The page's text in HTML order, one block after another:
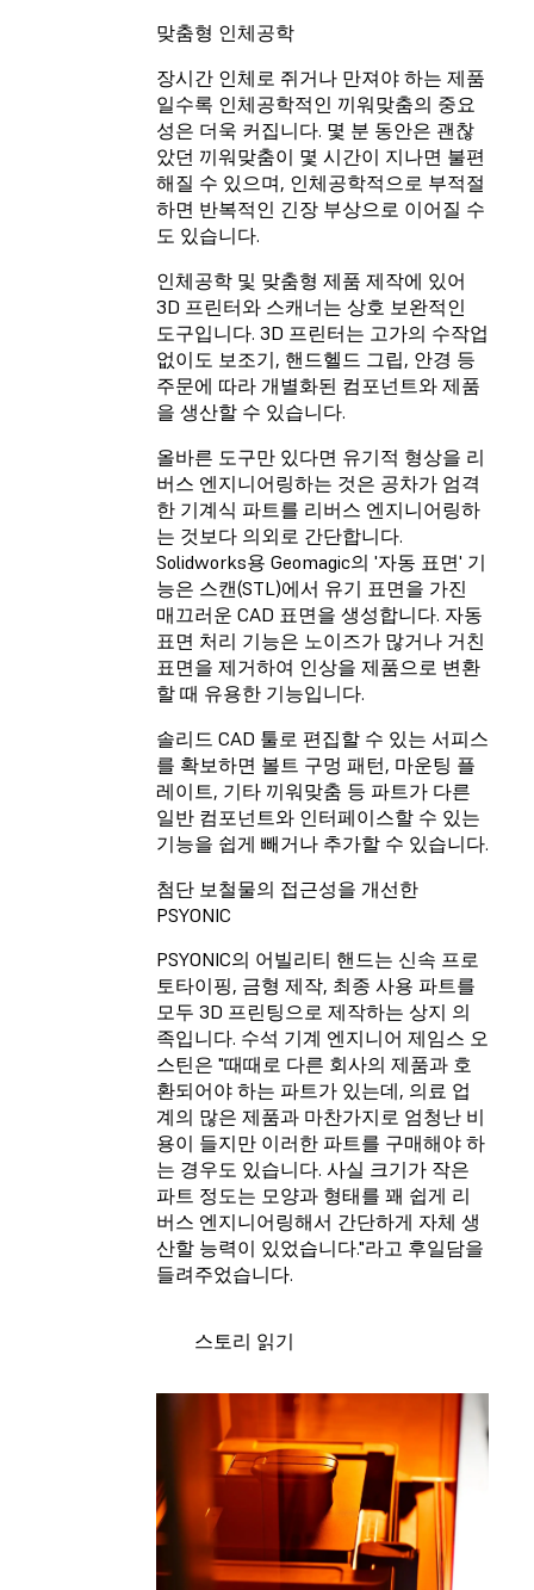
맞춤형 인체공학
장시간 인체로 쥐거나 만져야 하는 제품
일수록 인체공학적인 끼워맞춤의 중요
성은 더욱 커집니다. 몇 분 동안은 괜찮
았던 끼워맞춤이 몇 시간이 지나면 불편
해질 수 있으며, 인체공학적으로 부적절
하면 반복적인 긴장 부상으로 이어질 수
도 있습니다.
인체공학 및 맞춤형 제품 제작에 있어
3D 프린터와 스캐너는 상호 보완적인
도구입니다. 3D 프린터는 고가의 수작업
없이도 보조기, 핸드헬드 그립, 안경 등
주문에 따라 개별화된 컴포넌트와 제품
을 생산할 수 있습니다.
올바른 도구만 있다면 유기적 형상을 리
버스 엔지니어링하는 것은 공차가 엄격
한 기계식 파트를 리버스 엔지니어링하
는 것보다 의외로 간단합니다.
Solidworks용 Geomagic의 '자동 표면' 기
능은 스캔(STL)에서 유기 표면을 가진
매끄러운 CAD 표면을 생성합니다. 자동
표면 처리 기능은 노이즈가 많거나 거친
표면을 제거하여 인상을 제품으로 변환
할 때 유용한 기능입니다.
솔리드 CAD 툴로 편집할 수 있는 서피스
를 확보하면 볼트 구멍 패턴, 마운팅 플
레이트, 기타 끼워맞춤 등 파트가 다른
일반 컴포넌트와 인터페이스할 수 있는
기능을 쉽게 빼거나 추가할 수 있습니다.
첨단 보철물의 접근성을 개선한
PSYONIC
PSYONIC의 어빌리티 핸드는 신속 프로
토타이핑, 금형 제작, 최종 사용 파트를
모두 3D 프린팅으로 제작하는 상지 의
족입니다. 수석 기계 엔지니어 제임스 오
스틴은 "때때로 다른 회사의 제품과 호
환되어야 하는 파트가 있는데, 의료 업
계의 많은 제품과 마찬가지로 엄청난 비
용이 들지만 이러한 파트를 구매해야 하
는 경우도 있습니다. 사실 크기가 작은
파트 정도는 모양과 형태를 꽤 쉽게 리
버스 엔지니어링해서 간단하게 자체 생
산할 능력이 있었습니다."라고 후일담을
들려주었습니다.
스토리 읽기